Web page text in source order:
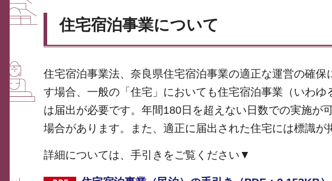
住宅宿泊事業について
住宅宿泊事業法、奈良県住宅宿泊事業の適正な運営の確
す場合、一般の「住宅」においても住宅宿泊事業（いわ
は届出が必要です。年間180日を超えない日数での実施が
場合があります。また、適正に届出された住宅には標識が
詳細については、手引きをご覧ください▼